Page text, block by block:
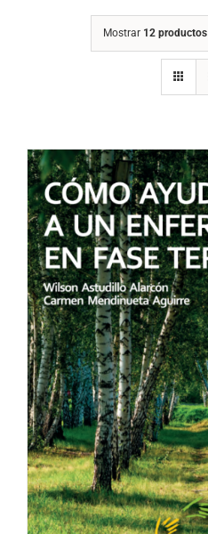
Mostrar 12 productos